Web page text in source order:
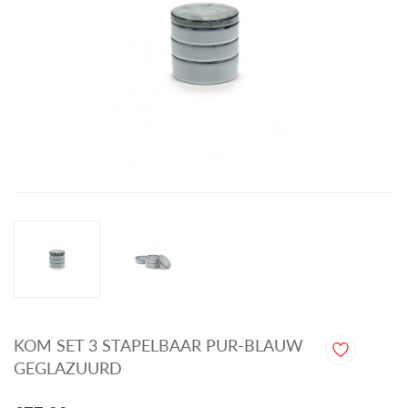
KOM SET 3 STAPELBAAR PUR-BLAUW
GEGLAZUURD